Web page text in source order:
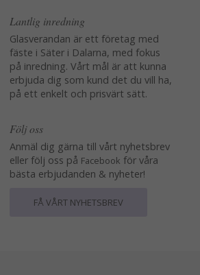
Lantlig inredning
Glasverandan är ett företag med
fäste i Säter i Dalarna, med fokus
på inredning. Vårt mål är att kunna
erbjuda dig som kund det du vill ha,
på ett enkelt och prisvärt sätt.
Följ oss
Anmäl dig gärna till vårt nyhetsbrev
eller följ oss på Facebook för våra
bästa erbjudanden & nyheter!
FÅ VÅRT NYHETSBREV